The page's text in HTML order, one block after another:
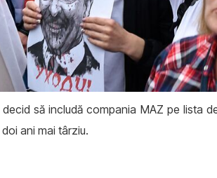
decid să includă compania MAZ pe lista
ani mai târziu.